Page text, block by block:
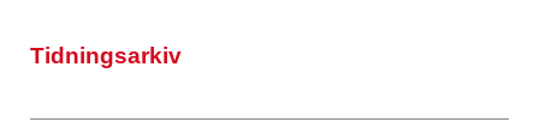
Tidningsarkiv